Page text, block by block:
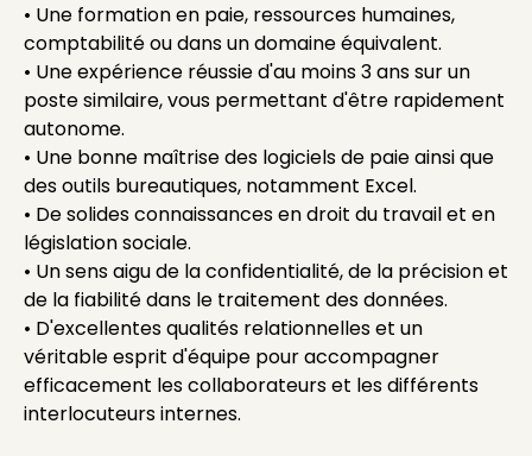
• Une formation en paie, ressources humaines,
comptabilité ou dans un domaine équivalent.
• Une expérience réussie d'au moins 3 ans sur un
poste similaire, vous permettant d'être rapidement
autonome.
• Une bonne maîtrise des logiciels de paie ainsi que
des outils bureautiques, notamment Excel.
• De solides connaissances en droit du travail et en
législation sociale.
• Un sens aigu de la confidentialité, de la précision et
de la fiabilité dans le traitement des données.
• D'excellentes qualités relationnelles et un
véritable esprit d'équipe pour accompagner
efficacement les collaborateurs et les différents
interlocuteurs internes.